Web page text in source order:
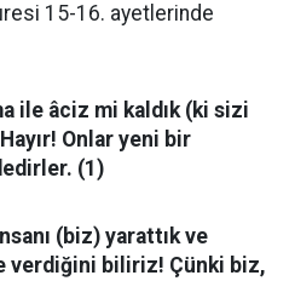
15-16. ayetlerinde
ile âciz mi kaldık (ki sizi
Onlar yeni bir
(1)
(biz) yarattık ve
verdiğini biliriz! Çünki biz,